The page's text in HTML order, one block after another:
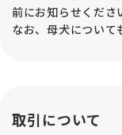
前にお知らせくださ
なお、母犬について
取引について